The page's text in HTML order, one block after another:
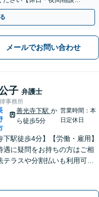
護士歴10年以上】
メールでお問い合わせ
子 弁護士
事務所
善光寺下駅 か
ら徒歩5分
営業時間：本
日定休日
下駅徒歩4分】【労働・雇用】
遇に疑問をお持ちの方はご相
テラスや分割払いも利用可